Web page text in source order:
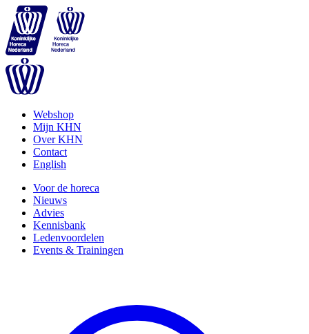
Webshop
Mijn KHN
Over KHN
Contact
English
Voor de horeca
Nieuws
Advies
Kennisbank
Ledenvoordelen
Events & Trainingen